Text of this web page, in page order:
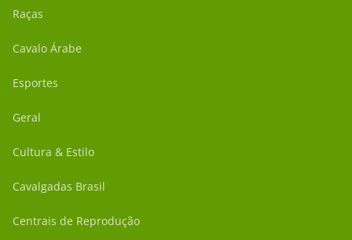
Raças
Cavalo Árabe
Esportes
Geral
Cultura & Estilo
Cavalgadas Brasil
Centrais de Reprodução